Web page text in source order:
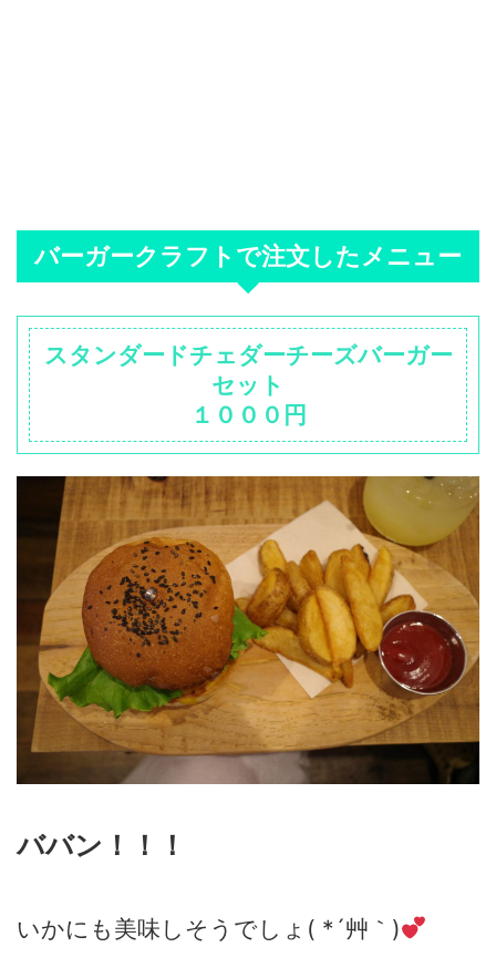
バーガークラフトで注文したメニュー
スタンダードチェダーチーズバーガー
セット
１０００円
ババン！！！
いかにも美味しそうでしょ( *´艸｀)